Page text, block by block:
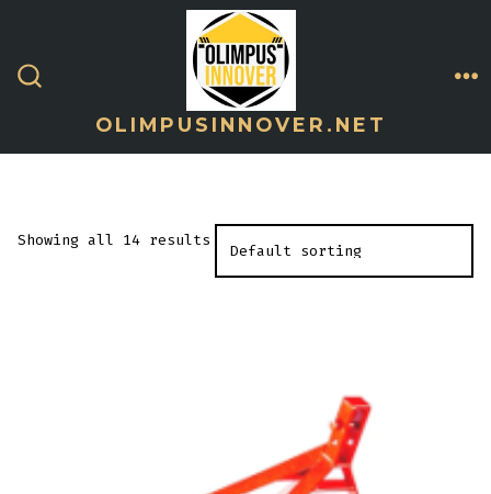
content
OLIMPUSINNOVER.NET
Showing all 14 results